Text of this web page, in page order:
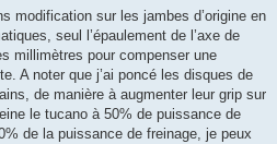
modification sur les jambes d’origine en
seul l’épaulement de l’axe de
millimètres pour compenser une
A noter que j’ai poncé les disques de
de manière à augmenter leur grip sur
le tucano à 50% de puissance de
de la puissance de freinage, je peux